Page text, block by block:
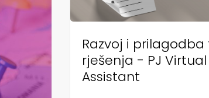
Razvoj i prilagodba
rješenja - PJ Virtual
Assistant